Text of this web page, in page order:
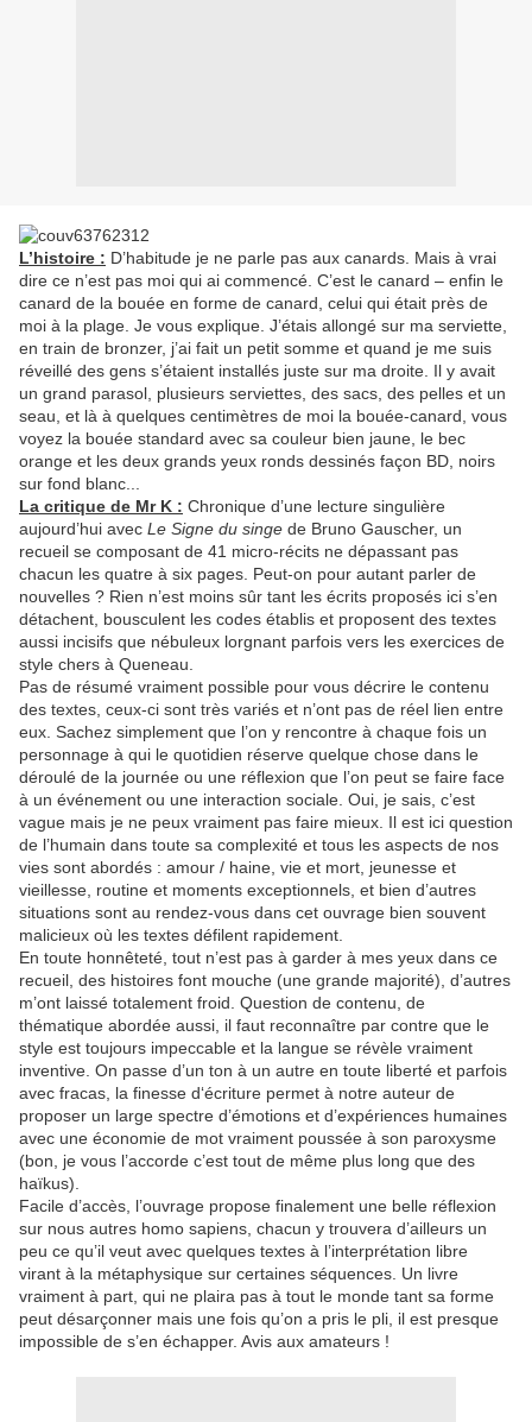
L’histoire : D’habitude je ne parle pas aux canards. Mais à vrai
dire ce n’est pas moi qui ai commencé. C’est le canard – enfin le
canard de la bouée en forme de canard, celui qui était près de
moi à la plage. Je vous explique. J’étais allongé sur ma serviette,
en train de bronzer, j’ai fait un petit somme et quand je me suis
réveillé des gens s’étaient installés juste sur ma droite. Il y avait
un grand parasol, plusieurs serviettes, des sacs, des pelles et un
seau, et là à quelques centimètres de moi la bouée-canard, vous
voyez la bouée standard avec sa couleur bien jaune, le bec
orange et les deux grands yeux ronds dessinés façon BD, noirs
sur fond blanc...
La critique de Mr K : Chronique d’une lecture singulière
aujourd’hui avec Le Signe du singe de Bruno Gauscher, un
recueil se composant de 41 micro-récits ne dépassant pas
chacun les quatre à six pages. Peut-on pour autant parler de
nouvelles ? Rien n’est moins sûr tant les écrits proposés ici s’en
détachent, bousculent les codes établis et proposent des textes
aussi incisifs que nébuleux lorgnant parfois vers les exercices de
style chers à Queneau.
Pas de résumé vraiment possible pour vous décrire le contenu
des textes, ceux-ci sont très variés et n’ont pas de réel lien entre
eux. Sachez simplement que l’on y rencontre à chaque fois un
personnage à qui le quotidien réserve quelque chose dans le
déroulé de la journée ou une réflexion que l’on peut se faire face
à un événement ou une interaction sociale. Oui, je sais, c’est
vague mais je ne peux vraiment pas faire mieux. Il est ici question
de l’humain dans toute sa complexité et tous les aspects de nos
vies sont abordés : amour / haine, vie et mort, jeunesse et
vieillesse, routine et moments exceptionnels, et bien d’autres
situations sont au rendez-vous dans cet ouvrage bien souvent
malicieux où les textes défilent rapidement.
En toute honnêteté, tout n’est pas à garder à mes yeux dans ce
recueil, des histoires font mouche (une grande majorité), d’autres
m’ont laissé totalement froid. Question de contenu, de
thématique abordée aussi, il faut reconnaître par contre que le
style est toujours impeccable et la langue se révèle vraiment
inventive. On passe d’un ton à un autre en toute liberté et parfois
avec fracas, la finesse d‘écriture permet à notre auteur de
proposer un large spectre d’émotions et d’expériences humaines
avec une économie de mot vraiment poussée à son paroxysme
(bon, je vous l’accorde c’est tout de même plus long que des
haïkus).
Facile d’accès, l’ouvrage propose finalement une belle réflexion
sur nous autres homo sapiens, chacun y trouvera d’ailleurs un
peu ce qu’il veut avec quelques textes à l’interprétation libre
virant à la métaphysique sur certaines séquences. Un livre
vraiment à part, qui ne plaira pas à tout le monde tant sa forme
peut désarçonner mais une fois qu’on a pris le pli, il est presque
impossible de s’en échapper. Avis aux amateurs !